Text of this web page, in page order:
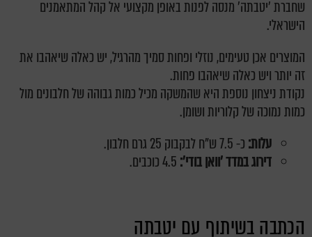
שחברת 'יטבתה' מנסה לפנות באופן מקצועי אל קהל המתאמנים
הישראלי.
המוצרים אכן טעימים, נוזלי ופחות סמיך מהרגיל, יש כאלה שיאהבו את
זה יותר ויש כאלה שיאהבו פחות.
נקודת ניצחון נוספת היא שהמשקה מכיל כמות גבוהה של חלבונים מול
כמות נמוכה של קלוריות ושומן.
עלות: כ- 7.5 ש"ח לבקבוק 25 גרם חלבון.
דירוג במדד 'וואן בודי':
הכתבה בשיתוף עם יטבתה